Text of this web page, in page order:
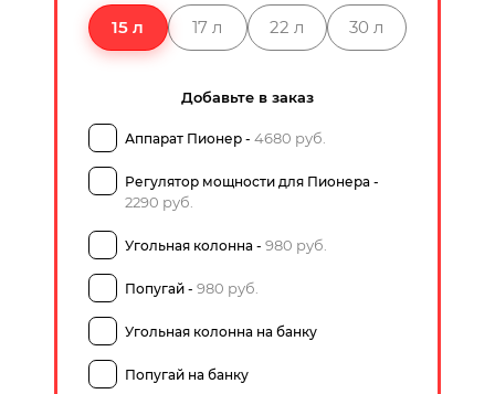
15 л 17 л 22 л 30 л
Добавьте в заказ
Аппарат Пионер - 4680 руб.
Регулятор мощности для Пионера -
2290 руб.
Угольная колонна - 980 руб.
Попугай - 980 руб.
Угольная колонна на банку
Попугай на банку